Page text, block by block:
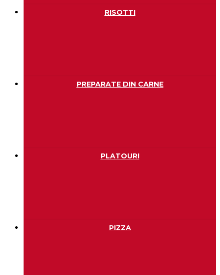
RISOTTI
PREPARATE DIN CARNE
PLATOURI
PIZZA